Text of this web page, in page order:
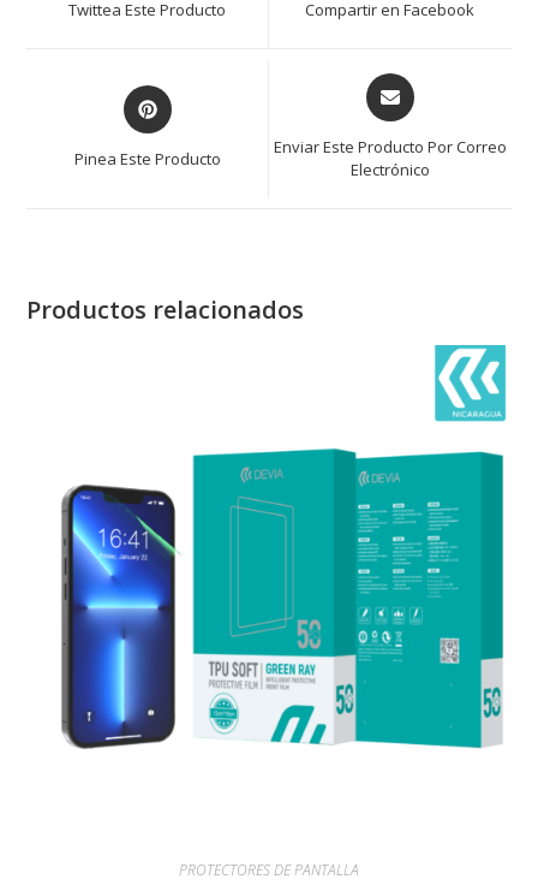
Twittea Este Producto Compartir en Facebook
Pinea Este Producto
Enviar Este Producto Por Correo
Electrónico
Productos relacionados
PROTECTORES DE PANTALLA